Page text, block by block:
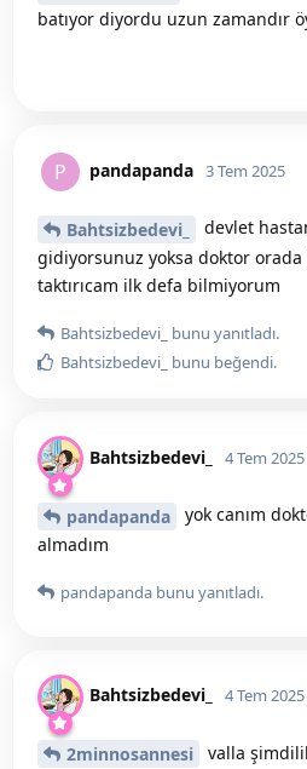
batıyor diyordu uzun zamandır
P pandapanda 3 Tem 2025
Bahtsizbedevi_
devlet
gidiyorsunuz yoksa doktor orada
taktırıcam ilk defa bilmiyorum
Bahtsizbedevi_ bunu yanıtladı.
Bahtsizbedevi_ bunu beğendi.
Bahtsizbedevi_ 4 Tem 2025
pandapanda
yok canım
almadım
pandapanda bunu yanıtladı.
Bahtsizbedevi_ 4 Tem 2025
2minnosannesi
valla